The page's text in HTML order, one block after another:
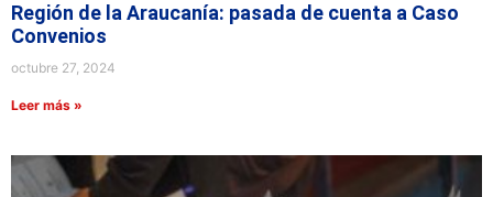
Región de la Araucanía: pasada de cuenta a Caso
Convenios
octubre 27, 2024
Leer más »